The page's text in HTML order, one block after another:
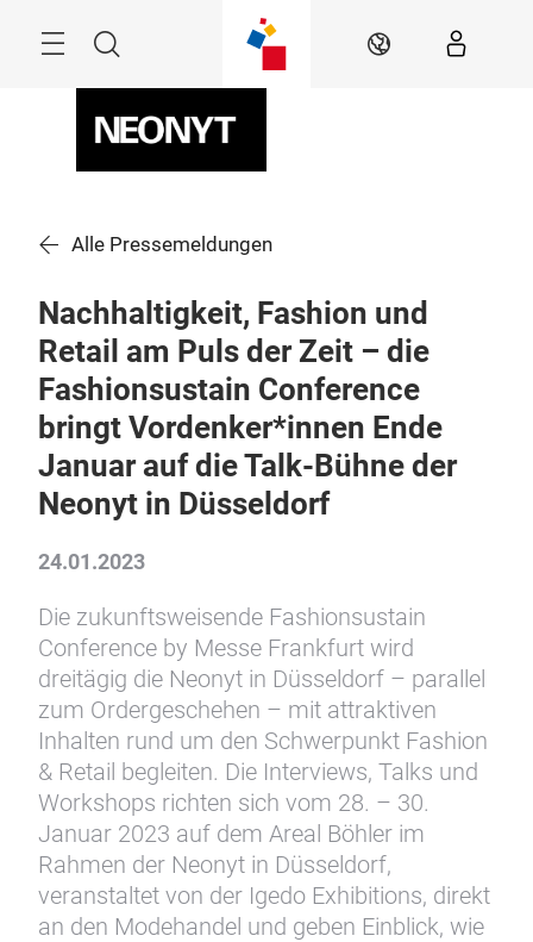
Suche DE
Alle Pressemeldungen
Nachhaltigkeit, Fashion und
Retail am Puls der Zeit – die
Fashionsustain Conference
bringt Vordenker*innen Ende
Januar auf die Talk-Bühne der
Neonyt in Düsseldorf
24.01.2023
Die zukunftsweisende Fashionsustain
Conference by Messe Frankfurt wird
dreitägig die Neonyt in Düsseldorf – parallel
zum Ordergeschehen – mit attraktiven
Inhalten rund um den Schwerpunkt Fashion
& Retail begleiten. Die Interviews, Talks und
Workshops richten sich vom 28. – 30.
Januar 2023 auf dem Areal Böhler im
Rahmen der Neonyt in Düsseldorf,
veranstaltet von der Igedo Exhibitions, direkt
an den Modehandel und geben Einblick, wie